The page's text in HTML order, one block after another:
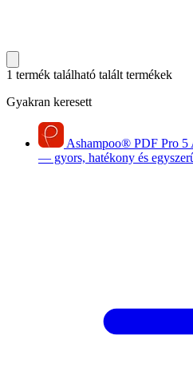
1 termék található talált termékek
Gyakran keresett
Ashampoo® PDF Pro 5
— gyors, hatékony és